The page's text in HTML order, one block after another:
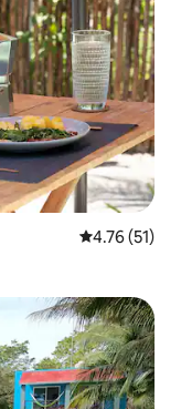
レビュー51
4.76 (51)